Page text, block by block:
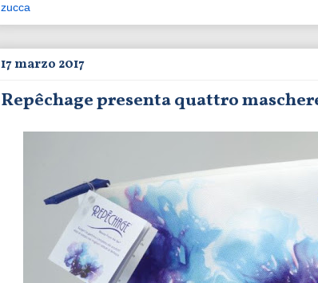
zucca
17 marzo 2017
Repêchage presenta quattro